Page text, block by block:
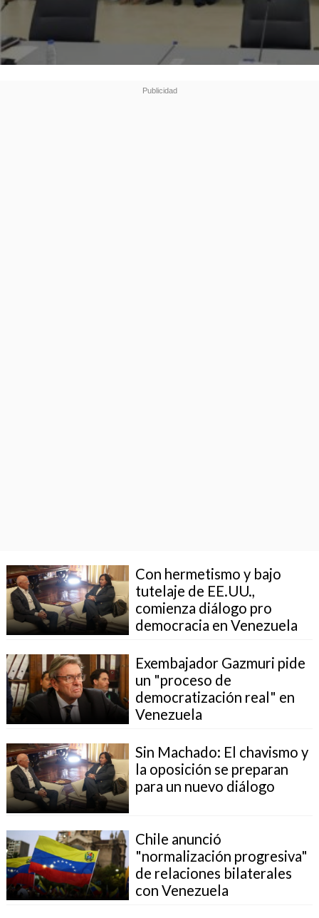
Con hermetismo y bajo
tutelaje de EE.UU.,
comienza diálogo pro
democracia en Venezuela
Exembajador Gazmuri pide
un "proceso de
democratización real" en
Venezuela
Sin Machado: El chavismo y
la oposición se preparan
para un nuevo diálogo
Chile anunció
"normalización progresiva"
de relaciones bilaterales
con Venezuela